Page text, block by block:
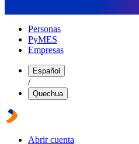
Personas
PyMES
Empresas
Español
/
Quechua
Abrir cuenta